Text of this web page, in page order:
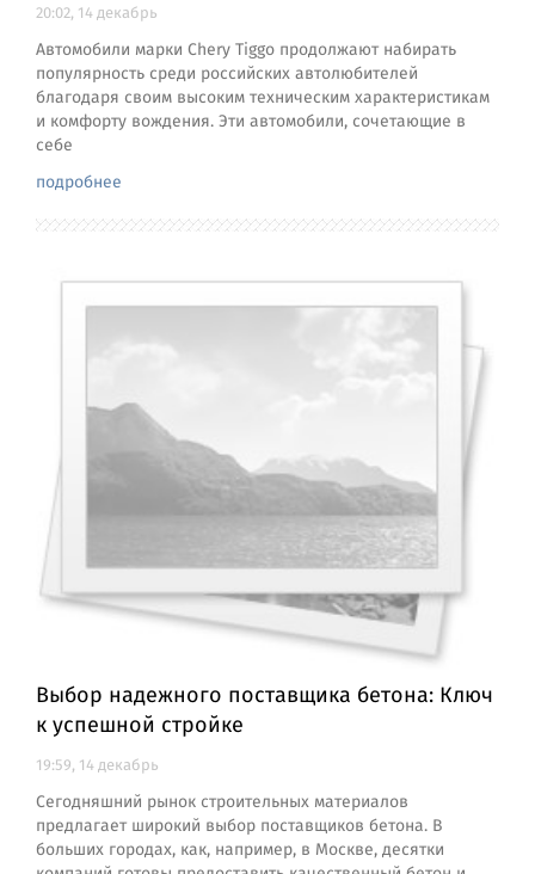
20:02, 14 декабрь
Автомобили марки Chery Tiggo продолжают набирать
популярность среди российских автолюбителей
благодаря своим высоким техническим характеристикам
и комфорту вождения. Эти автомобили, сочетающие в
себе
подробнее
Выбор надежного поставщика бетона: Ключ
к успешной стройке
19:59, 14 декабрь
Сегодняшний рынок строительных материалов
предлагает широкий выбор поставщиков бетона. В
больших городах, как, например, в Москве, десятки